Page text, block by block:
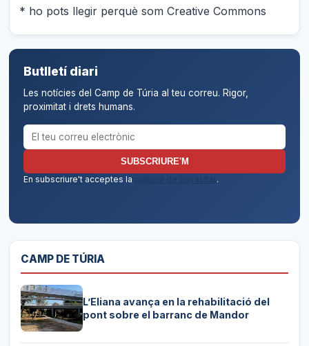
* ho pots llegir perquè som Creative Commons
Butlletí diari
Les notícies del Camp de Túria al teu correu. Rigor,
proximitat i drets humans.
Correu electrònic per al butlletí
SUBSCRIURE'M
En subscriure't acceptes la
política de privacitat.
CAMP DE TÚRIA
L’Eliana avança en la rehabilitació del
pont sobre el barranc de Mandor